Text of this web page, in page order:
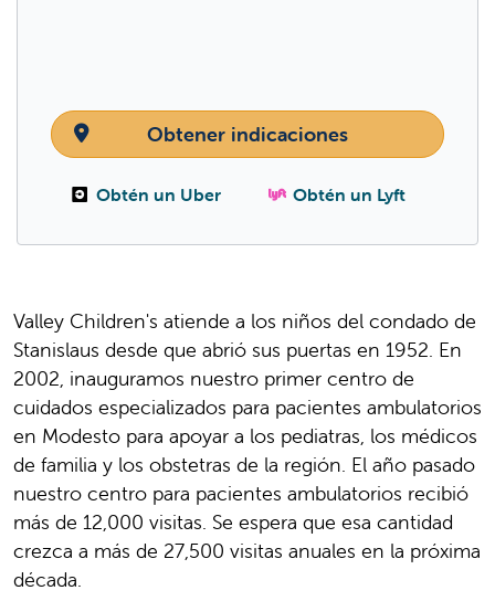
Obtener indicaciones
Obtén un Uber Obtén un Lyft
Valley Children's atiende a los niños del condado de
Stanislaus desde que abrió sus puertas en 1952. En
2002, inauguramos nuestro primer centro de
cuidados especializados para pacientes ambulatorios
en Modesto para apoyar a los pediatras, los médicos
de familia y los obstetras de la región. El año pasado
nuestro centro para pacientes ambulatorios recibió
más de 12,000 visitas. Se espera que esa cantidad
crezca a más de 27,500 visitas anuales en la próxima
década.